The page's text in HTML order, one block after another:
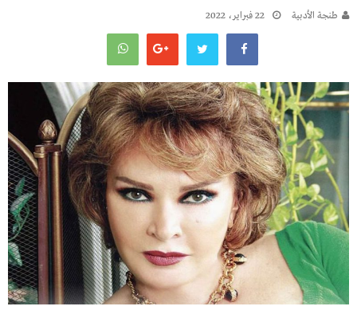
طنجة الأدبية 22 فبراير، 2022